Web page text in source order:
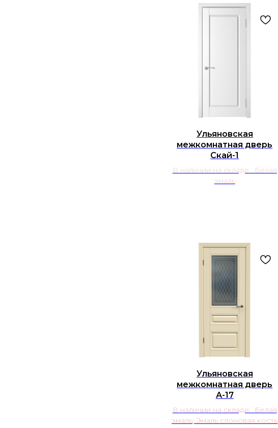
Ульяновская
межкомнатная дверь
Скай-1
В наличии на складе: Белая
эмаль
Ульяновская
межкомнатная дверь
А-17
В наличии на складе: Белая
эмаль; Эмаль слоновая кость